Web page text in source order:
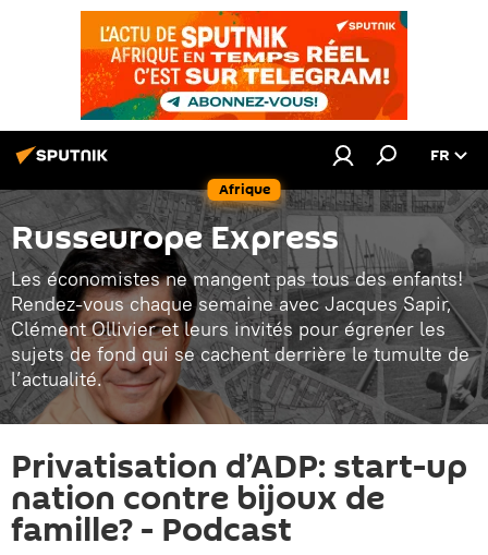
Afrique
FR
Russeurope Express
Les économistes ne mangent pas tous des enfants!
Rendez-vous chaque semaine avec Jacques Sapir,
Clément Ollivier et leurs invités pour égrener les
sujets de fond qui se cachent derrière le tumulte de
l’actualité.
Privatisation d’ADP: start-up
nation contre bijoux de
famille? - Podcast